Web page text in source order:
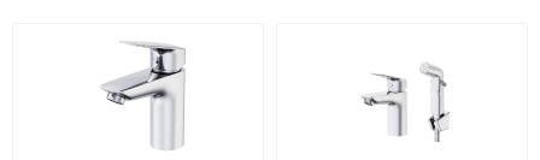
Доставка сантехники по Москве и Московской области
Наличный расчёт
Банковской картой на сайте в режиме реального
времени
Банковской картой при получении товара как при
доставке, так и самовывозом